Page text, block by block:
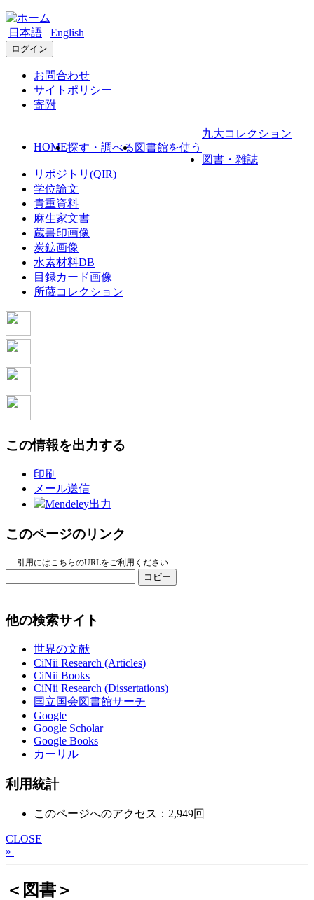
日本語 English
ログイン
お問合わせ
サイトポリシー
寄附
HOME探す・調べる 図書館を使う
九大コレクション
図書・雑誌
リポジトリ(QIR)
学位論文
貴重資料
麻生家文書
蔵書印画像
炭鉱画像
水素材料DB
目録カード画像
所蔵コレクション
この情報を出力する
印刷
メール送信
Mendeley出力
このページのリンク
引用にはこちらのURLをご利用ください
コピー
他の検索サイト
世界の文献
CiNii Research (Articles)
CiNii Books
CiNii Research (Dissertations)
国立国会図書館サーチ
Google
Google Scholar
Google Books
カーリル
利用統計
このページへのアクセス：2,949回
CLOSE
»
＜図書＞